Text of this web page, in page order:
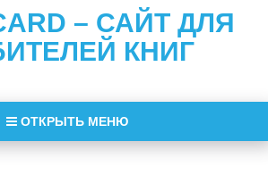
– САЙТ ДЛЯ
КНИГ
ОТКРЫТЬ МЕНЮ